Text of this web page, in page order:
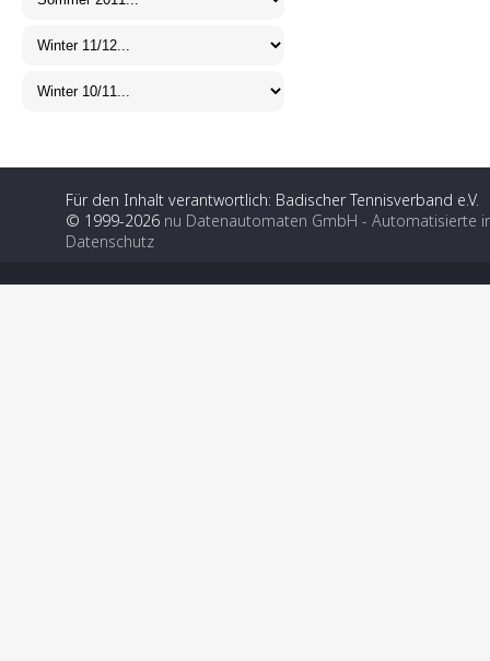
Für den Inhalt verantwortlich: Badischer Tennisverband e.V.
© 1999-2026 nu Datenautomaten GmbH - Automatisierte
Datenschutz